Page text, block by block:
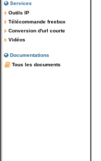
Services
Outils IP
Télécommande freebox
Conversion d'url courte
Vidéos
Documentations
Tous les documents